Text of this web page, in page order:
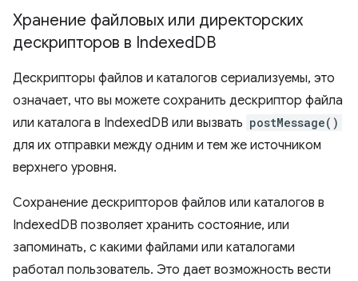
Хранение файловых или директорских
дескрипторов в IndexedDB
Дескрипторы файлов и каталогов сериализуемы, это
означает, что вы можете сохранить дескриптор файла
или каталога в IndexedDB или вызвать postMessage()
для их отправки между одним и тем же источником
верхнего уровня.
Сохранение дескрипторов файлов или каталогов в
IndexedDB позволяет хранить состояние, или
запоминать, с какими файлами или каталогами
работал пользователь. Это дает возможность вести